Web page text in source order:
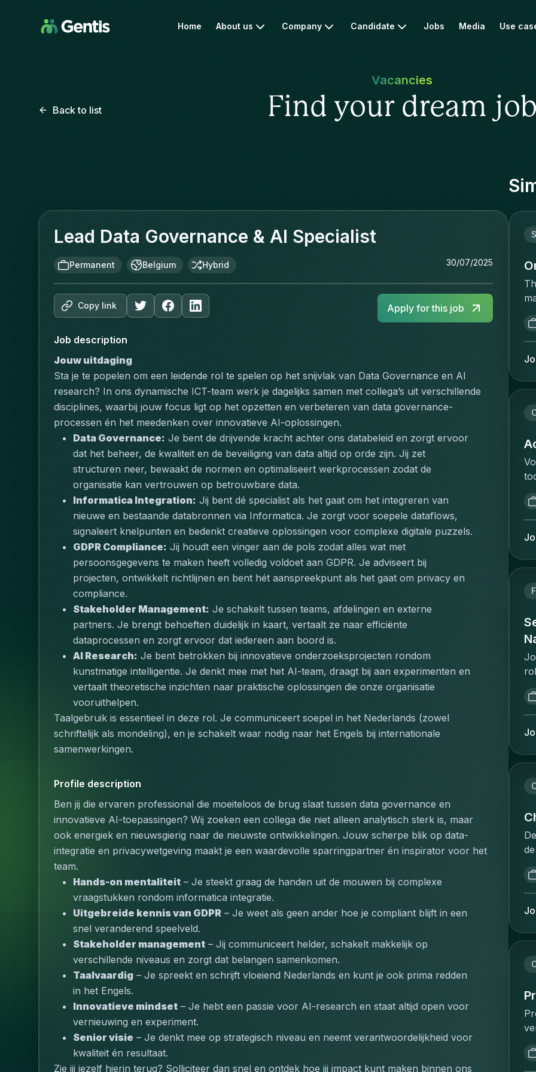
Home About us Company Candidate Jobs Media Use
Vacancies
Find your dream job
Back to list
Lead Data Governance & AI Specialist
Permanent Belgium Hybrid 30/07/2025
Copy link Apply for this job
Job description
Jouw uitdaging
Sta je te popelen om een leidende rol te spelen op het snijvlak van Data Governance en AI
research? In ons dynamische ICT-team werk je dagelijks samen met collega’s uit verschillende
disciplines, waarbij jouw focus ligt op het opzetten en verbeteren van data governance-
processen én het meedenken over innovatieve AI-oplossingen.
Data Governance: Je bent de drijvende kracht achter ons databeleid en zorgt ervoor
dat het beheer, de kwaliteit en de beveiliging van data altijd op orde zijn. Jij zet
structuren neer, bewaakt de normen en optimaliseert werkprocessen zodat de
organisatie kan vertrouwen op betrouwbare data.
Informatica Integration: Jij bent dé specialist als het gaat om het integreren van
nieuwe en bestaande databronnen via Informatica. Je zorgt voor soepele dataflows,
signaleert knelpunten en bedenkt creatieve oplossingen voor complexe digitale puzzels.
GDPR Compliance: Jij houdt een vinger aan de pols zodat alles wat met
persoonsgegevens te maken heeft volledig voldoet aan GDPR. Je adviseert bij
projecten, ontwikkelt richtlijnen en bent hét aanspreekpunt als het gaat om privacy en
compliance.
Stakeholder Management: Je schakelt tussen teams, afdelingen en externe
partners. Je brengt behoeften duidelijk in kaart, vertaalt ze naar efficiënte
dataprocessen en zorgt ervoor dat iedereen aan boord is.
AI Research: Je bent betrokken bij innovatieve onderzoeksprojecten rondom
kunstmatige intelligentie. Je denkt mee met het AI-team, draagt bij aan experimenten en
vertaalt theoretische inzichten naar praktische oplossingen die onze organisatie
vooruithelpen.
Taalgebruik is essentieel in deze rol. Je communiceert soepel in het Nederlands (zowel
schriftelijk als mondeling), en je schakelt waar nodig naar het Engels bij internationale
samenwerkingen.
Profile description
Ben jij die ervaren professional die moeiteloos de brug slaat tussen data governance en
innovatieve AI-toepassingen? Wij zoeken een collega die niet alleen analytisch sterk is, maar
ook energiek en nieuwsgierig naar de nieuwste ontwikkelingen. Jouw scherpe blik op data-
integratie en privacywetgeving maakt je een waardevolle sparringpartner én inspirator voor het
team.
Hands-on mentaliteit – Je steekt graag de handen uit de mouwen bij complexe
vraagstukken rondom informatica integratie.
Uitgebreide kennis van GDPR – Je weet als geen ander hoe je compliant blijft in een
snel veranderend speelveld.
Stakeholder management – Jij communiceert helder, schakelt makkelijk op
verschillende niveaus en zorgt dat belangen samenkomen.
Taalvaardig – Je spreekt en schrijft vloeiend Nederlands en kunt je ook prima redden
in het Engels.
Innovatieve mindset – Je hebt een passie voor AI-research en staat altijd open voor
vernieuwing en experiment.
Senior visie – Je denkt mee op strategisch niveau en neemt verantwoordelijkheid voor
kwaliteit én resultaat.
Zie jij jezelf hierin terug? Solliciteer dan snel en ontdek hoe jij impact kunt maken binnen ons
is